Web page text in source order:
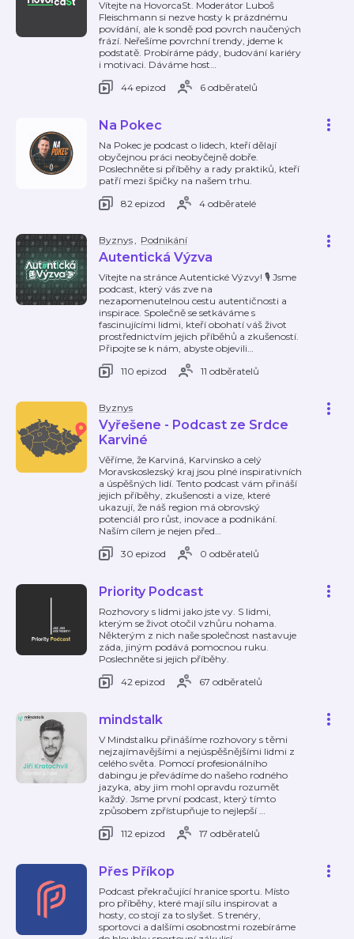
Vítejte na HovorcaSt. Moderátor Luboš
Fleischmann si nezve hosty k prázdnému
povídání, ale k sondě pod povrch naučených
frází. Neřešíme povrchní trendy, jdeme k
podstatě. Probíráme pády, budování kariéry
i motivaci. Dáváme host…
44 epizod
6 odběratelů
Na Pokec
Na Pokec je podcast o lidech, kteří dělají
obyčejnou práci neobyčejně dobře.
Poslechněte si příběhy a rady praktiků, kteří
patří mezi špičky na našem trhu.
82 epizod
4 odběratelé
Byznys, Podnikání
Autentická Výzva
Vítejte na stránce Autentické Výzvy! 🎙️ Jsme
podcast, který vás zve na
nezapomenutelnou cestu autentičnosti a
inspirace. Společně se setkáváme s
fascinujícími lidmi, kteří obohatí váš život
prostřednictvím jejich příběhů a zkušeností.
Připojte se k nám, abyste objevili…
110 epizod
11 odběratelů
Byznys
Vyřešene - Podcast ze Srdce
Karviné
Věříme, že Karviná, Karvinsko a celý
Moravskoslezský kraj jsou plné inspirativních
a úspěšných lidí. Tento podcast vám přináší
jejich příběhy, zkušenosti a vize, které
ukazují, že náš region má obrovský
potenciál pro růst, inovace a podnikání.
Naším cílem je nejen před…
30 epizod
0 odběratelů
Priority Podcast
Rozhovory s lidmi jako jste vy. S lidmi,
kterým se život otočil vzhůru nohama.
Některým z nich naše společnost nastavuje
záda, jiným podává pomocnou ruku.
Poslechněte si jejich příběhy.
42 epizod
67 odběratelů
mindstalk
V Mindstalku přinášíme rozhovory s těmi
nejzajímavějšími a nejúspěšnějšími lidmi z
celého světa. Pomocí profesionálního
dabingu je převádíme do našeho rodného
jazyka, aby jim mohl opravdu rozumět
každý. Jsme první podcast, který tímto
způsobem zpřístupňuje to nejlepší …
112 epizod
17 odběratelů
Přes Příkop
Podcast překračující hranice sportu. Místo
pro příběhy, které mají sílu inspirovat a
hosty, co stojí za to slyšet. S trenéry,
sportovci a dalšími osobnostmi rozebíráme